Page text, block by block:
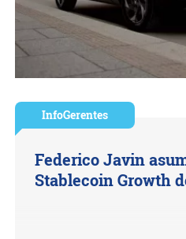
InfoGerentes
Federico Javin
Stablecoin Growth